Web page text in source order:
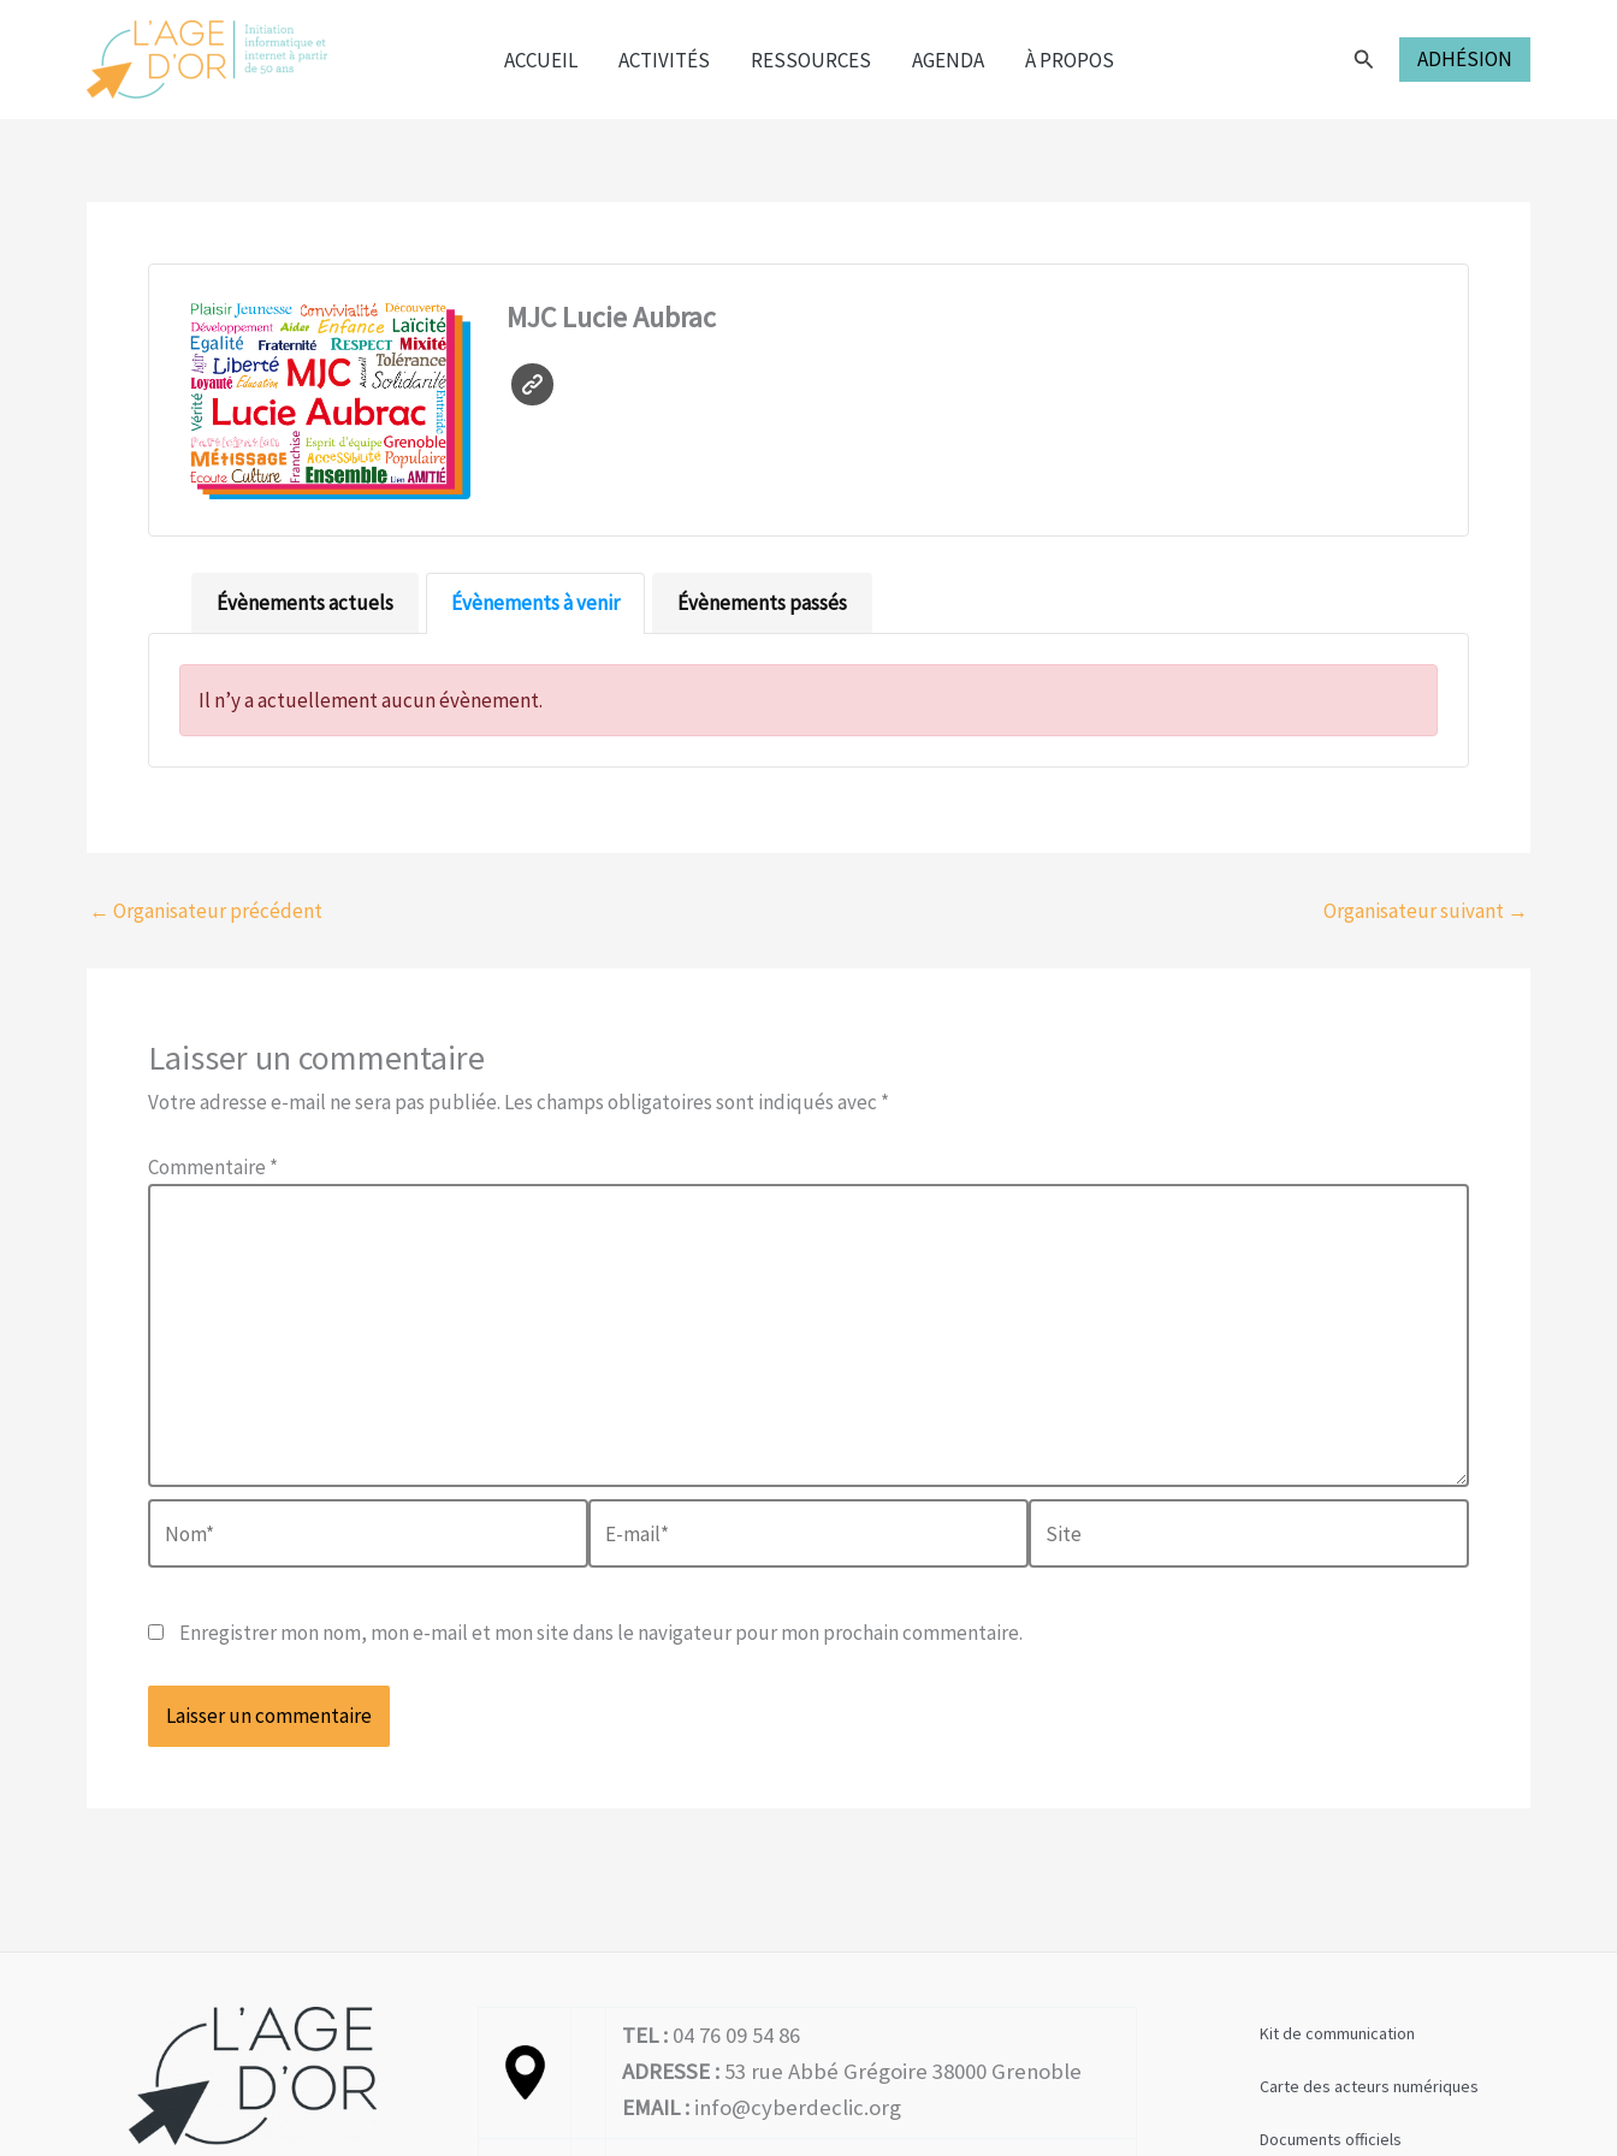
ACCUEIL ACTIVITÉS RESSOURCES AGENDA À PROPOS RechercherADHÉSION
MJC Lucie Aubrac
Évènements actuels Évènements à venir Évènements passés
Il n’y a actuellement aucun évènement.
← Organisateur précédent Organisateur suivant →
Laisser un commentaire
Votre adresse e-mail ne sera pas publiée. Les champs obligatoires sont indiqués avec *
Commentaire *
mail*
Enregistrer mon nom, mon e-mail et mon site dans le navigateur pour mon prochain commentaire.
TEL : 04 76 09 54 86
ADRESSE : 53 rue Abbé Grégoire 38000 Grenoble
EMAIL : info@cyberdeclic.org
Kit de communication
Carte des acteurs numériques
Documents officiels